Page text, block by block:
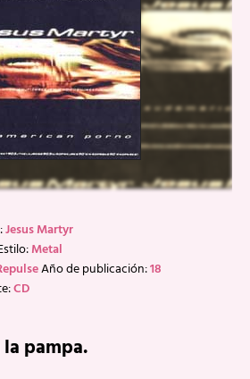
Jesus Martyr
Metal
Año de publicación:18
CD
pampa.